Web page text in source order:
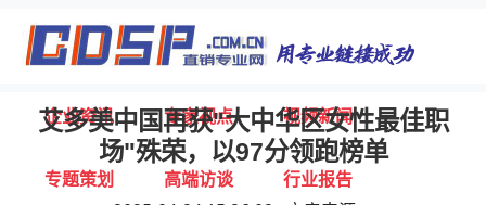
首页 独家报道 行业动态
企业资讯 专家视点 视频新闻
专题策划 高端访谈 行业报告
艾多美中国再获"大中华区女性最佳职
场"殊荣，以97分领跑榜单